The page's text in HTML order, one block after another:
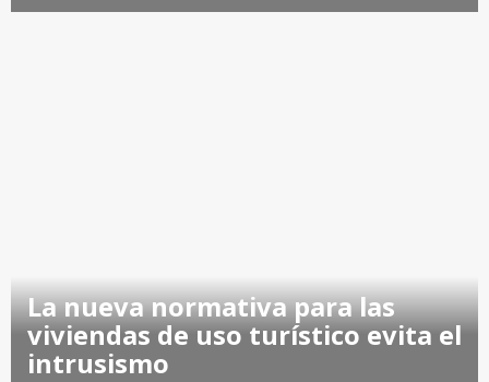
La nueva normativa para las
viviendas de uso turístico evita el
intrusismo